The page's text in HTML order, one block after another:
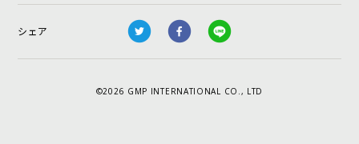
シェア
©2026 GMP INTERNATIONAL CO., LTD